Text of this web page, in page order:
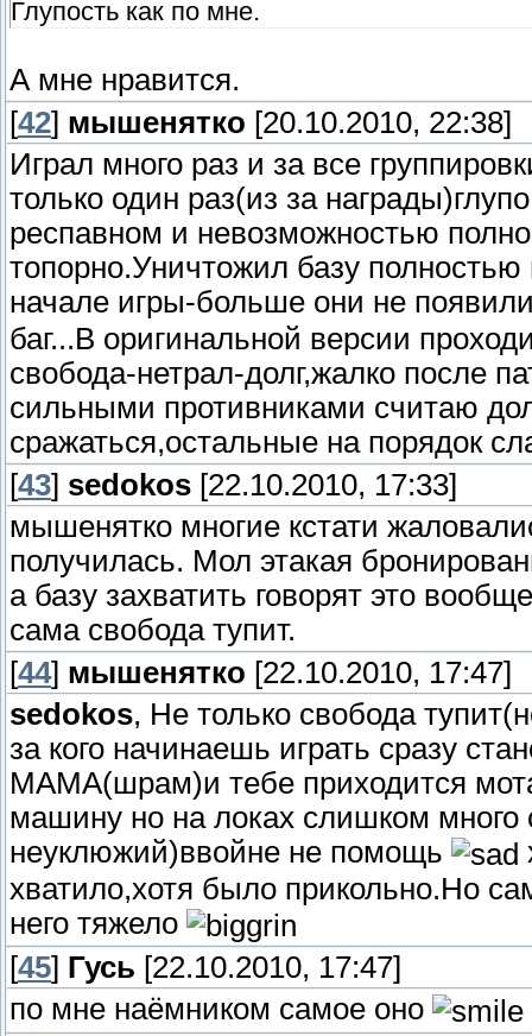
Глупость как по мне.
А мне нравится.
[42] мышенятко [20.10.2010, 22:38]
Играл много раз и за все
только один раз(из за
респавном и невозможностью
топорно.Уничтожил базу
начале игры-больше они не
баг...В оригинальной версии
свобода-нетрал-долг,жалко после
сильными противниками считаю
сражаться,остальные на порядок
[43] sedokos [22.10.2010, 17:33]
мышенятко многие кстати
получилась. Мол этакая
а базу захватить говорят это
сама свобода тупит.
[44] мышенятко [22.10.2010, 17:47]
sedokos, Не только свобода
за кого начинаешь играть сразу
МАМА(шрам)и тебе приходится
машину но на локах слишком много
неуклюжий)ввойне не помощь
хватило,хотя было прикольно.Но
него тяжело
[45] Гусь [22.10.2010, 17:47]
по мне наёмником самое оно